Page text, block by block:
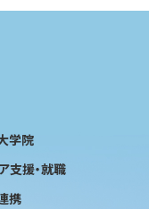
学院
支援・就職
携